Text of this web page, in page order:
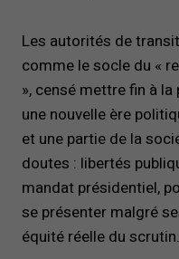
Les autorités de
comme le socle du «
», censé mettre fin à
une nouvelle ère
et une partie de la
doutes : libertés
mandat présidentiel,
se présenter malgré
équité réelle du scrutin.